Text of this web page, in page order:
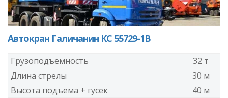
Автокран Галичанин КС 55729-1В
Грузоподъемность
32 т
Длина стрелы
30 м
Высота подъема + гусек
40 м